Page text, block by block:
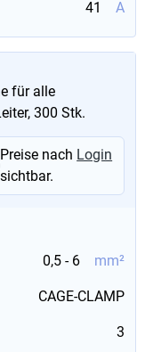
41 A
für alle
300 Stk.
0,5 - 6 mm²
CAGE-CLAMP
3
Preise nach Login
sichtbar.